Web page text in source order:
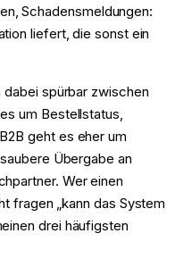
Schadensmeldungen:
liefert, die sonst ein
spürbar zwischen
um Bestellstatus,
geht es eher um
Übergabe an
Wer einen
fragen „kann das System
drei häufigsten